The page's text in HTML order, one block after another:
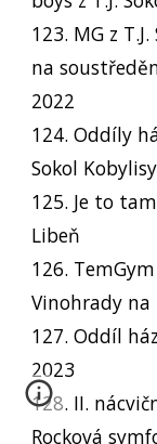
123. MG z
na
2022
124. Oddíly
Sokol
125. Je to
Libeň
126.
Vinohrady na
127. Oddíl
2023
128. II.
Rocková